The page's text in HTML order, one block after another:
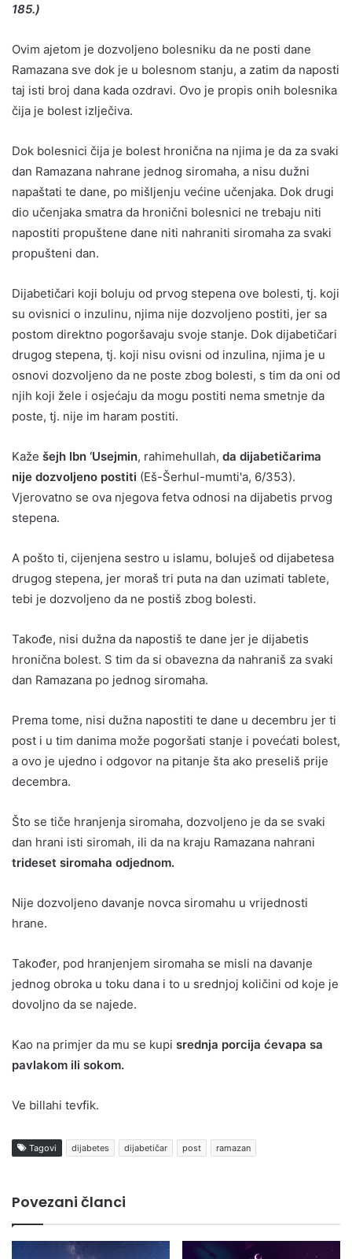
185.)
Ovim ajetom je dozvoljeno bolesniku da ne posti dane
Ramazana sve dok je u bolesnom stanju, a zatim da naposti
taj isti broj dana kada ozdravi. Ovo je propis onih bolesnika
čija je bolest izlječiva.
Dok bolesnici čija je bolest hronična na njima je da za svaki
dan Ramazana nahrane jednog siromaha, a nisu dužni
napaštati te dane, po mišljenju većine učenjaka. Dok drugi
dio učenjaka smatra da hronični bolesnici ne trebaju niti
napostiti propuštene dane niti nahraniti siromaha za svaki
propušteni dan.
Dijabetičari koji boluju od prvog stepena ove bolesti, tj. koji
su ovisnici o inzulinu, njima nije dozvoljeno postiti, jer sa
postom direktno pogoršavaju svoje stanje. Dok dijabetičari
drugog stepena, tj. koji nisu ovisni od inzulina, njima je u
osnovi dozvoljeno da ne poste zbog bolesti, s tim da oni od
njih koji žele i osjećaju da mogu postiti nema smetnje da
poste, tj. nije im haram postiti.
Kaže šejh Ibn ‘Usejmin, rahimehullah, da dijabetičarima
nije dozvoljeno postiti (Eš-Šerhul-mumti'a, 6/353).
Vjerovatno se ova njegova fetva odnosi na dijabetis prvog
stepena.
A pošto ti, cijenjena sestro u islamu, boluješ od dijabetesa
drugog stepena, jer moraš tri puta na dan uzimati tablete,
tebi je dozvoljeno da ne postiš zbog bolesti.
Takođe, nisi dužna da napostiš te dane jer je dijabetis
hronična bolest. S tim da si obavezna da nahraniš za svaki
dan Ramazana po jednog siromaha.
Prema tome, nisi dužna napostiti te dane u decembru jer ti
post i u tim danima može pogoršati stanje i povećati bolest,
a ovo je ujedno i odgovor na pitanje šta ako preseliš prije
decembra.
Što se tiče hranjenja siromaha, dozvoljeno je da se svaki
dan hrani isti siromah, ili da na kraju Ramazana nahrani
trideset siromaha odjednom.
Nije dozvoljeno davanje novca siromahu u vrijednosti
hrane.
Također, pod hranjenjem siromaha se misli na davanje
jednog obroka u toku dana i to u srednjoj količini od koje je
dovoljno da se najede.
Kao na primjer da mu se kupi srednja porcija ćevapa sa
pavlakom ili sokom.
Ve billahi tevfik.
Tagovi dijabetes dijabetičar post ramazan
Povezani članci